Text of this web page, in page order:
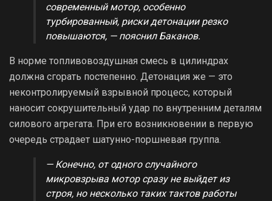
современный мотор, особенно
турбированный, риски детонации резко
повышаются, — пояснил Баканов.
В норме топливовоздушная смесь в цилиндрах
должна сгорать постепенно. Детонация же — это
неконтролируемый взрывной процесс, который
наносит сокрушительный удар по внутренним деталям
силового агрегата. При его возникновении в первую
очередь страдает шатунно-поршневая группа.
— Конечно, от одного случайного
микровзрыва мотор сразу не выйдет из
строя, но несколько таких тактов работы